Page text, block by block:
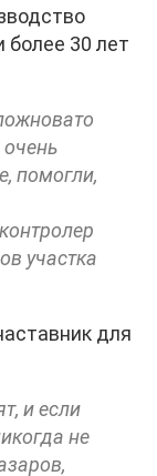
30 лет
помогли,
участка
для
и если
не